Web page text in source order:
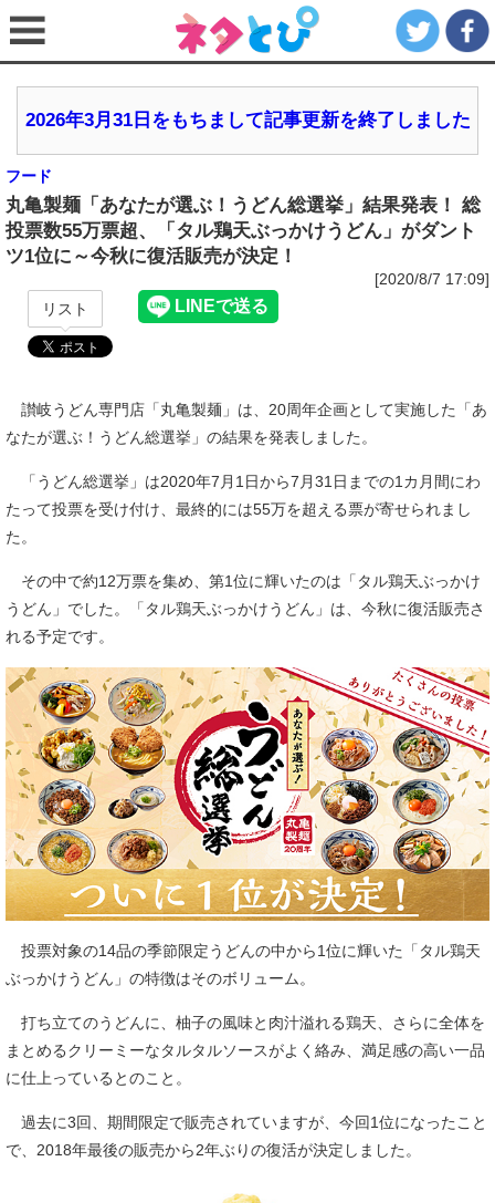
2026年3月31日をもちまして記事更新を終了しました
フード
丸亀製麺「あなたが選ぶ！うどん総選挙」結果発表！ 総
投票数55万票超、「タル鶏天ぶっかけうどん」がダント
ツ1位に～今秋に復活販売が決定！
[2020/8/7 17:09]
リスト
讃岐うどん専門店「丸亀製麺」は、20周年企画として実施した「あ
なたが選ぶ！うどん総選挙」の結果を発表しました。
「うどん総選挙」は2020年7月1日から7月31日までの1カ月間にわ
たって投票を受け付け、最終的には55万を超える票が寄せられまし
た。
その中で約12万票を集め、第1位に輝いたのは「タル鶏天ぶっかけ
うどん」でした。「タル鶏天ぶっかけうどん」は、今秋に復活販売さ
れる予定です。
投票対象の14品の季節限定うどんの中から1位に輝いた「タル鶏天
ぶっかけうどん」の特徴はそのボリューム。
打ち立てのうどんに、柚子の風味と肉汁溢れる鶏天、さらに全体を
まとめるクリーミーなタルタルソースがよく絡み、満足感の高い一品
に仕上っているとのこと。
過去に3回、期間限定で販売されていますが、今回1位になったこと
で、2018年最後の販売から2年ぶりの復活が決定しました。